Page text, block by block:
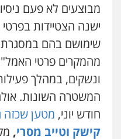
מבוצעים לא פעם
ישנה הצטיידות
שימושם בהם במסגרת
מהמקרים פרטי
ונשקים, במהלך
המשטרה השונות.
חודש יוני, מטען
קישק וטייב מסרי,